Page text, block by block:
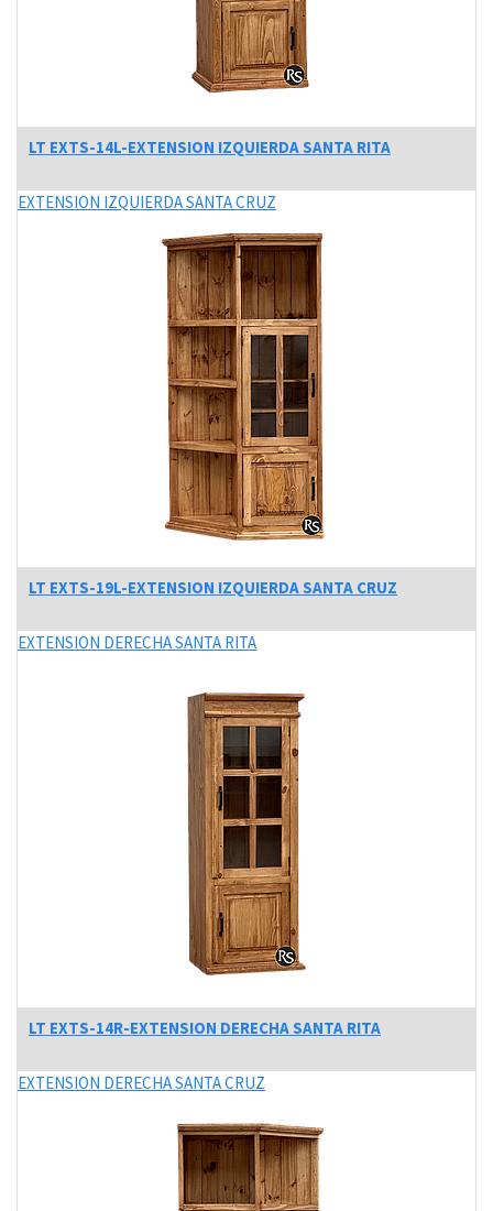
LT EXTS-14L-EXTENSION IZQUIERDA SANTA RITA
EXTENSION IZQUIERDA SANTA CRUZ
LT EXTS-19L-EXTENSION IZQUIERDA SANTA CRUZ
EXTENSION DERECHA SANTA RITA
LT EXTS-14R-EXTENSION DERECHA SANTA RITA
EXTENSION DERECHA SANTA CRUZ